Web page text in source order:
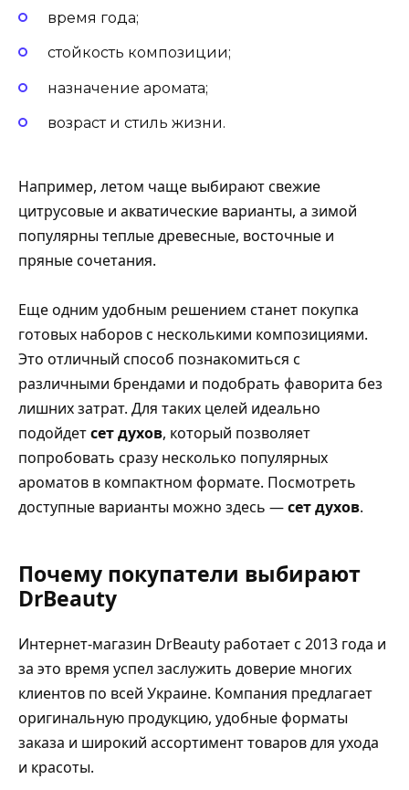
время года;
стойкость композиции;
назначение аромата;
возраст и стиль жизни.
Например, летом чаще выбирают свежие
цитрусовые и акватические варианты, а зимой
популярны теплые древесные, восточные и
пряные сочетания.
Еще одним удобным решением станет покупка
готовых наборов с несколькими композициями.
Это отличный способ познакомиться с
различными брендами и подобрать фаворита без
лишних затрат. Для таких целей идеально
подойдетсет духов, который позволяет
попробовать сразу несколько популярных
ароматов в компактном формате. Посмотреть
доступные варианты можно здесь —сет духов.
Почему покупатели выбирают
DrBeauty
Интернет-магазин DrBeauty работает с 2013 года и
за это время успел заслужить доверие многих
клиентов по всей Украине. Компания предлагает
оригинальную продукцию, удобные форматы
заказа и широкий ассортимент товаров для ухода
и красоты.